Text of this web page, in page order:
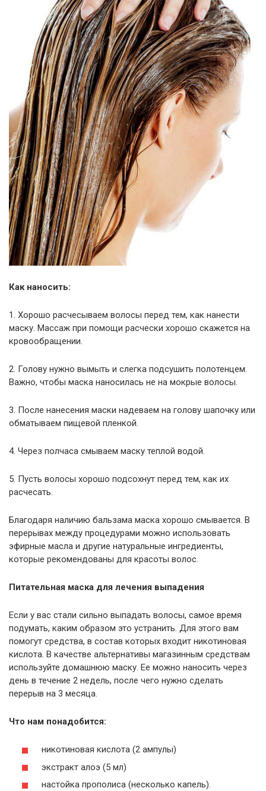
Как наносить:
1. Хорошо расчесываем волосы перед тем, как нанести
маску. Массаж при помощи расчески хорошо скажется на
кровообращении.
2. Голову нужно вымыть и слегка подсушить полотенцем.
Важно, чтобы маска наносилась не на мокрые волосы.
3. После нанесения маски надеваем на голову шапочку или
обматываем пищевой пленкой.
4. Через полчаса смываем маску теплой водой.
5. Пусть волосы хорошо подсохнут перед тем, как их
расчесать.
Благодаря наличию бальзама маска хорошо смывается. В
перерывах между процедурами можно использовать
эфирные масла и другие натуральные ингредиенты,
которые рекомендованы для красоты волос.
Питательная маска для лечения выпадения
Если у вас стали сильно выпадать волосы, самое время
подумать, каким образом это устранить. Для этого вам
помогут средства, в состав которых входит никотиновая
кислота. В качестве альтернативы магазинным средствам
используйте домашнюю маску. Ее можно наносить через
день в течение 2 недель, после чего нужно сделать
перерыв на 3 месяца.
Что нам понадобится:
никотиновая кислота (2 ампулы)
экстракт алоэ (5 мл)
настойка прополиса (несколько капель).